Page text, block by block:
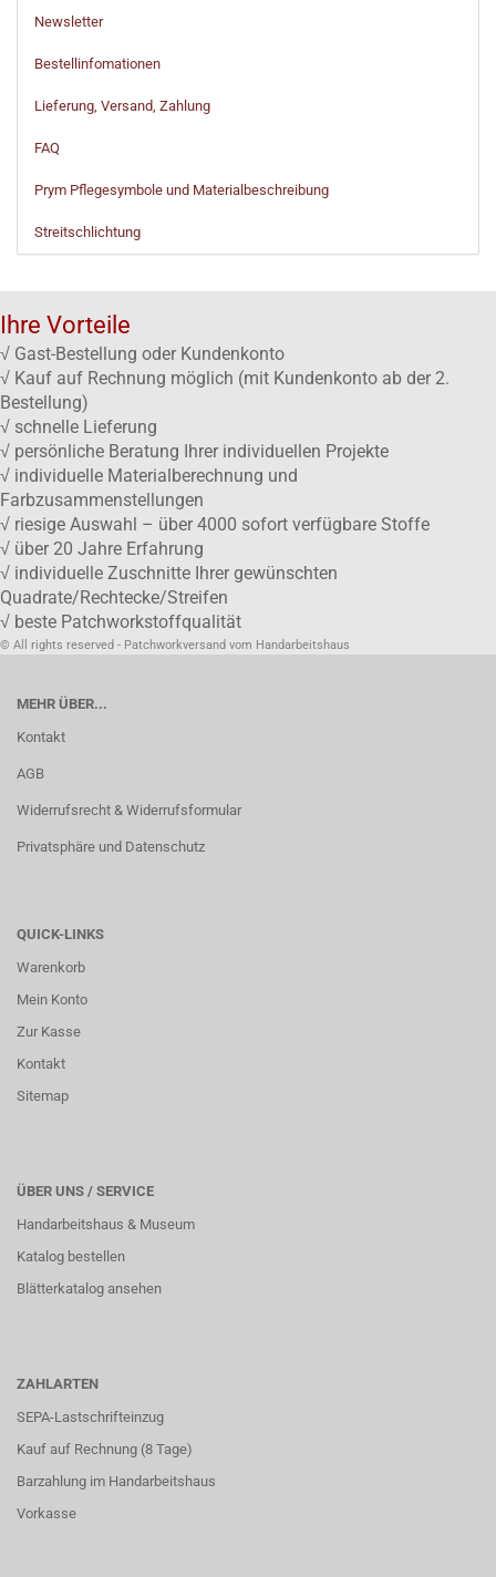
Newsletter
Bestellinfomationen
Lieferung, Versand, Zahlung
FAQ
Prym Pflegesymbole und Materialbeschreibung
Streitschlichtung
Ihre Vorteile
√ Gast-Bestellung oder Kundenkonto
√ Kauf auf Rechnung möglich (mit Kundenkonto ab der 2.
Bestellung)
√ schnelle Lieferung
√ persönliche Beratung Ihrer individuellen Projekte
√ individuelle Materialberechnung und
Farbzusammenstellungen
√ riesige Auswahl – über 4000 sofort verfügbare Stoffe
√ über 20 Jahre Erfahrung
√ individuelle Zuschnitte Ihrer gewünschten
Quadrate/Rechtecke/Streifen
√ beste Patchworkstoffqualität
© All rights reserved - Patchworkversand vom Handarbeitshaus
MEHR ÜBER...
Kontakt
AGB
Widerrufsrecht & Widerrufsformular
Privatsphäre und Datenschutz
QUICK-LINKS
Warenkorb
Mein Konto
Zur Kasse
Kontakt
Sitemap
ÜBER UNS / SERVICE
Handarbeitshaus & Museum
Katalog bestellen
Blätterkatalog ansehen
ZAHLARTEN
SEPA-Lastschrifteinzug
Kauf auf Rechnung (8 Tage)
Barzahlung im Handarbeitshaus
Vorkasse